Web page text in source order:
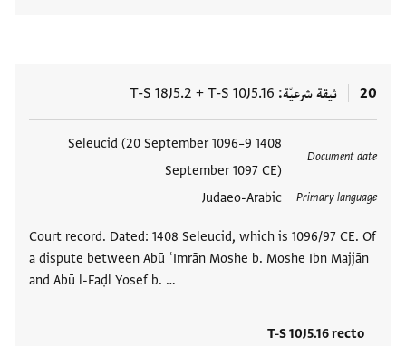
20 ثيقة شرعيّة T-S 10J5.16
+
T-S 18J5.2
Document date
1408 Seleucid (20 September 1096–9
September 1097 CE)
Primary language
Judaeo-Arabic
Court record. Dated: 1408 Seleucid, which is 1096/97 CE. Of
a dispute between Abū ʿImrān Moshe b. Moshe Ibn Majjān
and Abū l-Faḍl Yosef b. …
T-S 10J5.16 recto